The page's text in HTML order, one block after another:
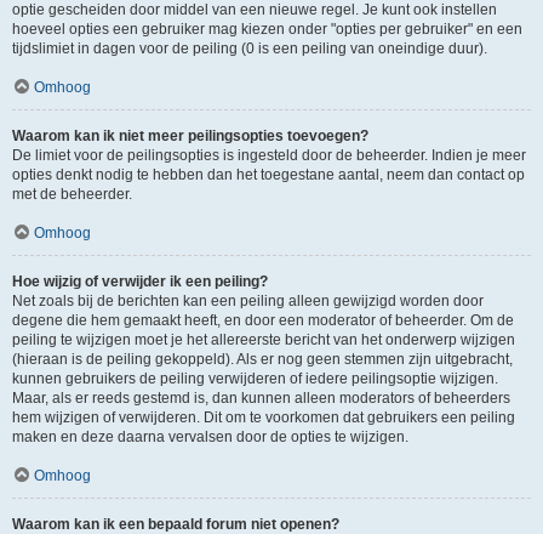
optie gescheiden door middel van een nieuwe regel. Je kunt ook instellen
hoeveel opties een gebruiker mag kiezen onder "opties per gebruiker" en een
tijdslimiet in dagen voor de peiling (0 is een peiling van oneindige duur).
Omhoog
Waarom kan ik niet meer peilingsopties toevoegen?
De limiet voor de peilingsopties is ingesteld door de beheerder. Indien je meer
opties denkt nodig te hebben dan het toegestane aantal, neem dan contact op
met de beheerder.
Omhoog
Hoe wijzig of verwijder ik een peiling?
Net zoals bij de berichten kan een peiling alleen gewijzigd worden door
degene die hem gemaakt heeft, en door een moderator of beheerder. Om de
peiling te wijzigen moet je het allereerste bericht van het onderwerp wijzigen
(hieraan is de peiling gekoppeld). Als er nog geen stemmen zijn uitgebracht,
kunnen gebruikers de peiling verwijderen of iedere peilingsoptie wijzigen.
Maar, als er reeds gestemd is, dan kunnen alleen moderators of beheerders
hem wijzigen of verwijderen. Dit om te voorkomen dat gebruikers een peiling
maken en deze daarna vervalsen door de opties te wijzigen.
Omhoog
Waarom kan ik een bepaald forum niet openen?